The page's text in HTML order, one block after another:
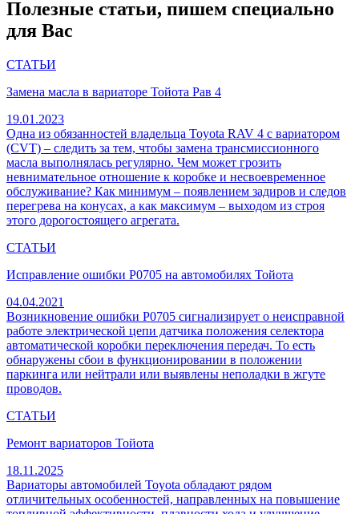
Полезные статьи, пишем специально
для Вас
СТАТЬИ
Замена масла в вариаторе Тойота Рав 4
19.01.2023
Одна из обязанностей владельца Toyota RAV 4 с вариатором
(CVT) – следить за тем, чтобы замена трансмиссионного
масла выполнялась регулярно. Чем может грозить
невнимательное отношение к коробке и несвоевременное
обслуживание? Как минимум – появлением задиров и следов
перегрева на конусах, а как максимум – выходом из строя
этого дорогостоящего агрегата.
СТАТЬИ
Исправление ошибки P0705 на автомобилях Тойота
04.04.2021
Возникновение ошибки P0705 сигнализирует о неисправной
работе электрической цепи датчика положения селектора
автоматической коробки переключения передач. То есть
обнаружены сбои в функционировании в положении
паркинга или нейтрали или выявлены неполадки в жгуте
проводов.
СТАТЬИ
Ремонт вариаторов Тойота
18.11.2025
Вариаторы автомобилей Toyota обладают рядом
отличительных особенностей, направленных на повышение